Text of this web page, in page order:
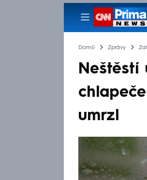
Domů Zprávy
Neštěstí
umrzl